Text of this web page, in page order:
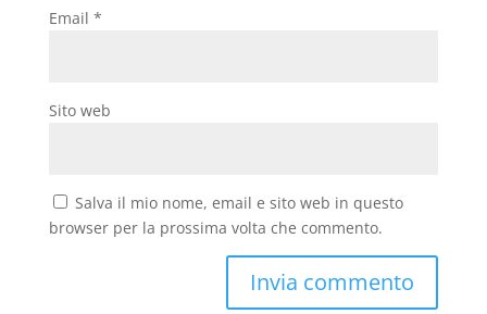
Email *
Sito web
Salva il mio nome, email e sito web in questo
browser per la prossima volta che commento.